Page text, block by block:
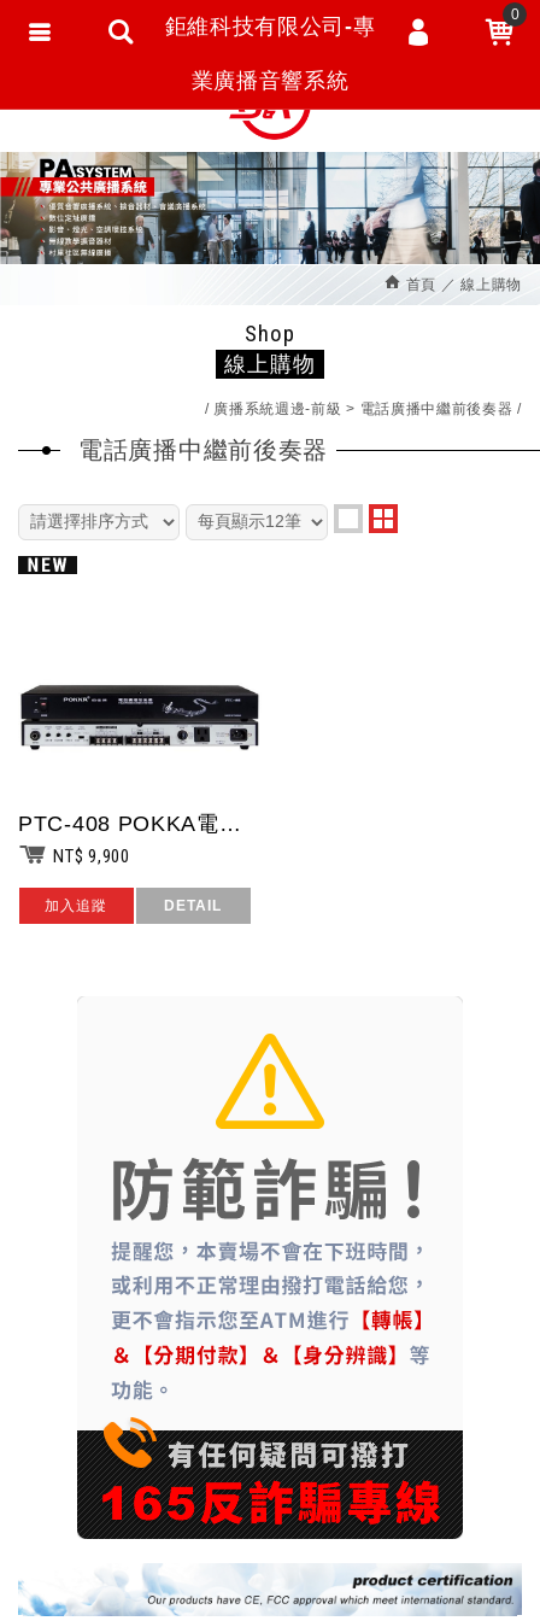
首頁 線上購物
Shop
線上購物
廣播系統週邊-前級 電話廣播中繼前後奏器
電話廣播中繼前後奏器
PTC-408 POKKA電話廣播中繼前後奏器
NT$ 9,900
加入追蹤 DETAIL
鉅維科技有限公司-專
業廣播音響系統
0
會員登入
會員註冊
忘記密碼
訂單查詢
追蹤清單
匯款通知
繁體中文